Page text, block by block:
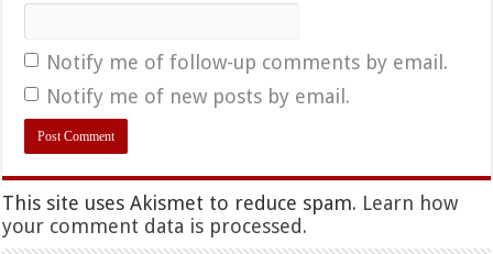
Notify me of follow-up comments by email.
Notify me of new posts by email.
This site uses Akismet to reduce spam. Learn how
your comment data is processed.